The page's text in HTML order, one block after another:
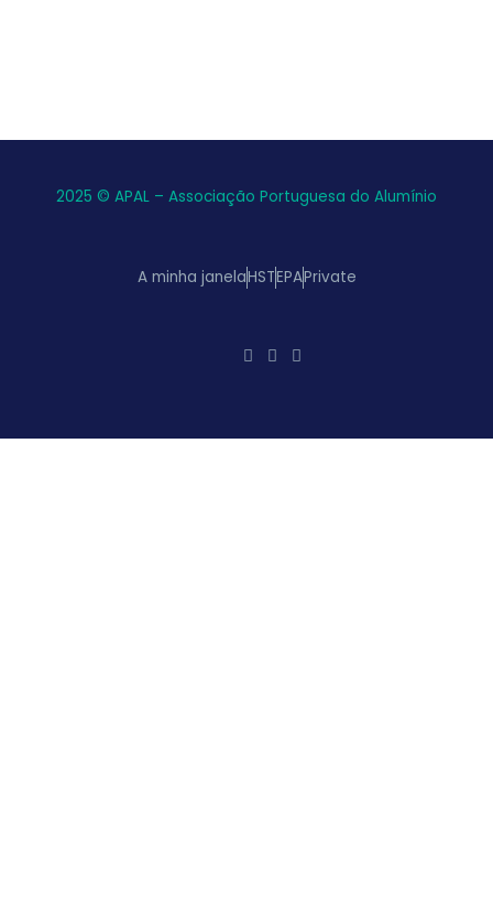
2025 © APAL – Associação Portuguesa do Alumínio
A minha janelaHSTEPAPrivate